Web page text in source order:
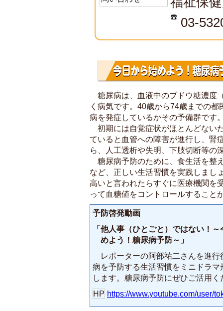
03-
糖尿病は、血液中のブドウ糖濃度
く病気です。40歳から74歳までの
病を発症しているかその予備群です
初期には自覚症状がほとんどない
ていると血管への障害が進行し、腎
ら、人工透析や失明、下肢切断等の
糖尿病予防のために、食生活を整
など、正しい生活習慣を実践しまし
高いと言われたらすぐに医療機関を
って血糖値をコントロールすること
予防啓発動画
「他人事（ひとごと）ではない！
めよう！糖尿病予防～」
レポーターの阿部祐二さんを進行
病を予防する生活習慣をミニドラマ
します。糖尿病予防にぜひご活用く
HP https://www.youtube.com/user/